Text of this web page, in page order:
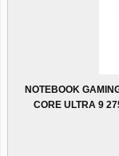
NOTEBOOK
CORE ULTRA 9